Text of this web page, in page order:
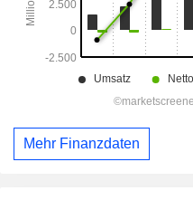
Mehr Finanzdaten